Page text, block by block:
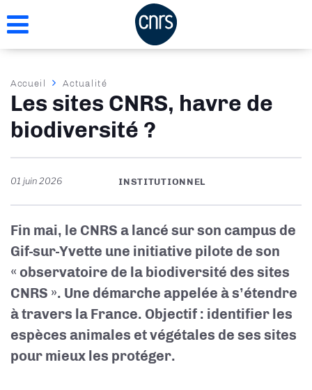
au
Fil
d'Ariane
Accueil Actualité
Les sites CNRS, havre de
biodiversité ?
01 juin 2026 INSTITUTIONNEL
Fin mai, le CNRS a lancé sur son campus de
Gif-sur-Yvette une initiative pilote de son
« observatoire de la biodiversité des sites
CNRS ». Une démarche appelée à s’étendre
à travers la France. Objectif : identifier les
espèces animales et végétales de ses sites
pour mieux les protéger.